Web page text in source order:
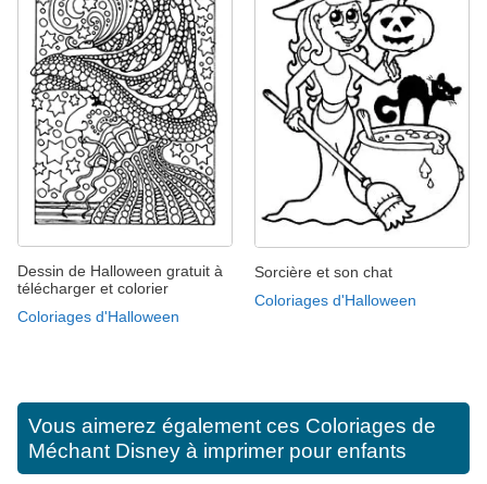
Dessin de Halloween gratuit à
télécharger et colorier
Coloriages d'Halloween
Sorcière et son chat
Coloriages d'Halloween
Vous aimerez également ces Coloriages de
Méchant Disney à imprimer pour enfants